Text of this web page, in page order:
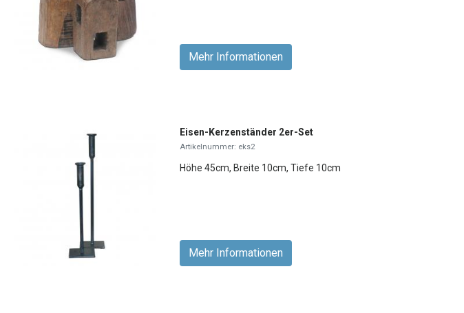
Mehr Informationen
Eisen-Kerzenständer 2er-Set
Artikelnummer: eks2
Höhe 45cm, Breite 10cm, Tiefe 10cm
Mehr Informationen